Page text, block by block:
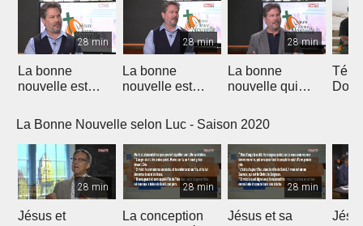
28 min
La bonne
nouvelle est
28 min
La bonne
nouvelle est
28 min
La bonne
nouvelle qui
La Bonne Nouvelle selon Luc - Saison 2020
28 min
Jésus et
28 min
La conception
28 min
Jésus et sa